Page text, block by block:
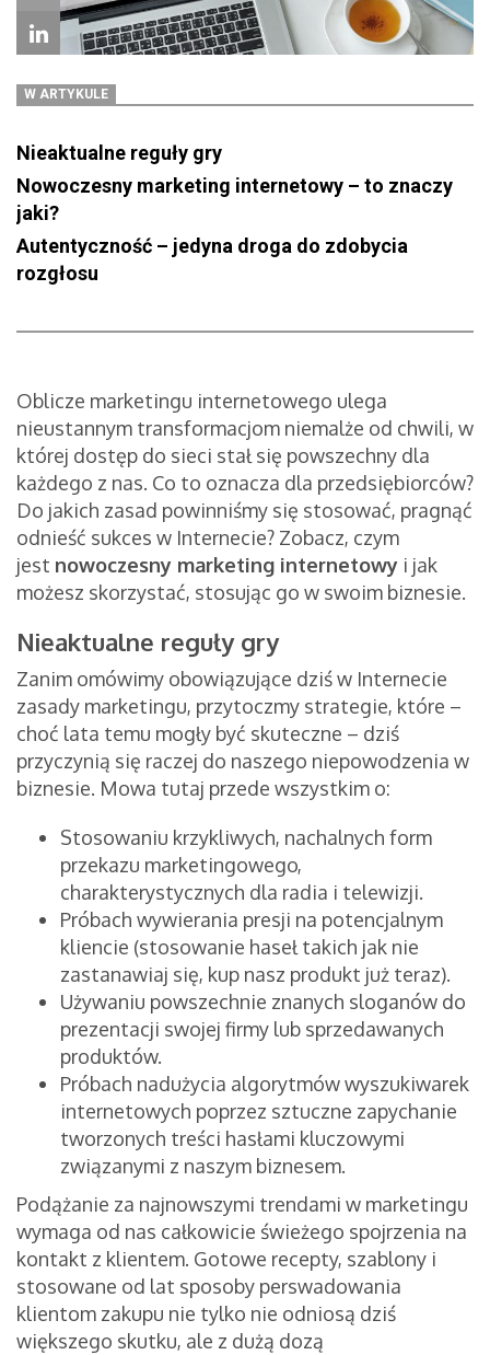
W ARTYKULE
Nieaktualne reguły gry
Nowoczesny marketing internetowy – to znaczy
jaki?
Autentyczność – jedyna droga do zdobycia
rozgłosu
Oblicze marketingu internetowego ulega
nieustannym transformacjom niemalże od chwili, w
której dostęp do sieci stał się powszechny dla
każdego z nas. Co to oznacza dla przedsiębiorców?
Do jakich zasad powinniśmy się stosować, pragnąć
odnieść sukces w Internecie? Zobacz, czym
jest nowoczesny marketing internetowy i jak
możesz skorzystać, stosując go w swoim biznesie.
Nieaktualne reguły gry
Zanim omówimy obowiązujące dziś w Internecie
zasady marketingu, przytoczmy strategie, które –
choć lata temu mogły być skuteczne – dziś
przyczynią się raczej do naszego niepowodzenia w
biznesie. Mowa tutaj przede wszystkim o:
Stosowaniu krzykliwych, nachalnych form
przekazu marketingowego,
charakterystycznych dla radia i telewizji.
Próbach wywierania presji na potencjalnym
kliencie (stosowanie haseł takich jak nie
zastanawiaj się, kup nasz produkt już teraz).
Używaniu powszechnie znanych sloganów do
prezentacji swojej firmy lub sprzedawanych
produktów.
Próbach nadużycia algorytmów wyszukiwarek
internetowych poprzez sztuczne zapychanie
tworzonych treści hasłami kluczowymi
związanymi z naszym biznesem.
Podążanie za najnowszymi trendami w marketingu
wymaga od nas całkowicie świeżego spojrzenia na
kontakt z klientem. Gotowe recepty, szablony i
stosowane od lat sposoby perswadowania
klientom zakupu nie tylko nie odniosą dziś
większego skutku, ale z dużą dozą